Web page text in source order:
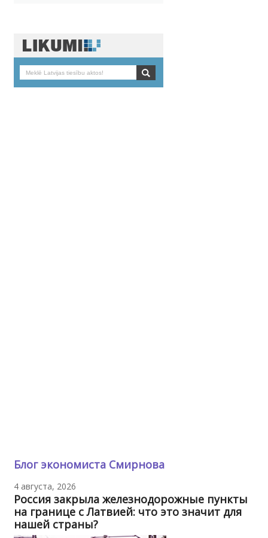
Блог экономиста Смирнова
4 августа, 2026
Россия закрыла железнодорожные пункты
на границе с Латвией: что это значит для
нашей страны?